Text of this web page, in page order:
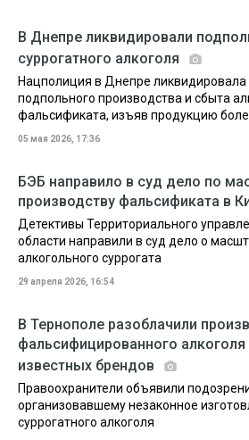
В Днепре ликвидировали
суррогатного алкоголя
Нацполиция в Днепре
подпольного производства и сбыта
фальсификата, изъяв продукцию
05 мая 2026, 17:36
БЭБ направило в суд дело по
производству фальсификата в
Детективы Территориального
области направили в суд дело о
алкогольного суррогата
29 апреля 2026, 16:54
В Тернополе разоблачили
фальсифицированного
известных брендов
Правоохранители объявили
организовавшему незаконное
суррогатного алкоголя